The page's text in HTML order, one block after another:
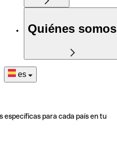
Quiénes somos
es
específicas para cada país en tu